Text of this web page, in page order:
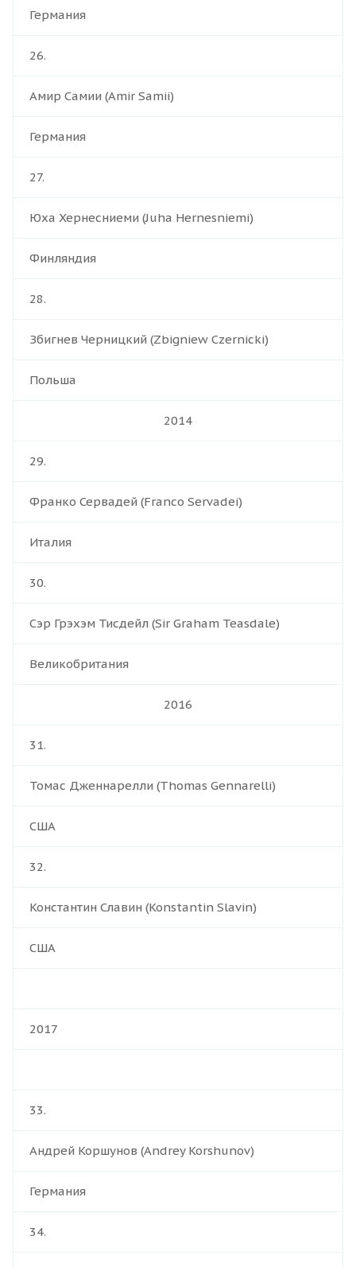
Германия
26.
Амир Самии (Amir Samii)
Германия
27.
Юха Хернесниеми (Juha Hernesniemi)
Финляндия
28.
Збигнев Черницкий (Zbigniew Czernicki)
Польша
2014
29.
Франко Сервадей (Franco Servadei)
Италия
30.
Сэр Грэхэм Тисдейл (Sir Graham Teasdale)
Великобритания
2016
31.
Томас Дженнарелли (Thomas Gennarelli)
США
32.
Константин Славин (Konstantin Slavin)
США
2017
33.
Андрей Коршунов (Andrey Korshunov)
Германия
34.